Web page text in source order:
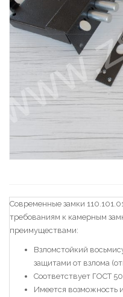
Современные замки
требованиям к камерным
преимуществами:
Взломстойкий
защитами от взлома
Соответствует ГОСТ
Имеется возможность